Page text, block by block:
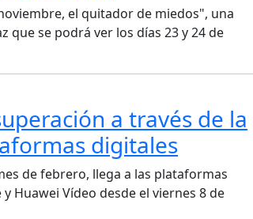
el quitador de miedos", una
que se podrá ver los días 23 y 24 de
a través de la
digitales
de febrero, llega a las plataformas
Huawei Vídeo desde el viernes 8 de